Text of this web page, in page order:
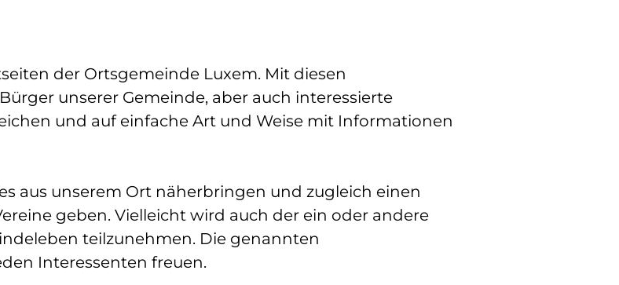
der Ortsgemeinde Luxem. Mit diesen
unserer Gemeinde, aber auch interessierte
und auf einfache Art und Weise mit Informationen
aus unserem Ort näherbringen und zugleich einen
geben. Vielleicht wird auch der ein oder andere
teilzunehmen. Die genannten
Interessenten freuen.